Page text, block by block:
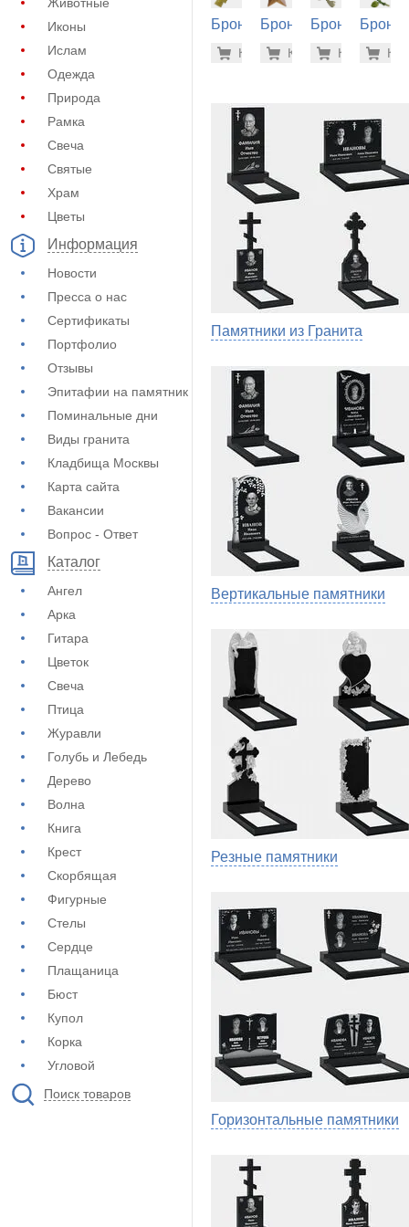
Иконы
Ислам
Одежда
Природа
Рамка
Свеча
Святые
Храм
Цветы
Информация
Новости
Пресса о нас
Сертификаты
Портфолио
Отзывы
Эпитафии на памятник
Поминальные дни
Виды гранита
Кладбища Москвы
Карта сайта
Вакансии
Вопрос - Ответ
Каталог
Ангел
Арка
Гитара
Цветок
Свеча
Птица
Журавли
Голубь и Лебедь
Дерево
Волна
Книга
Крест
Скорбящая
Фигурные
Стелы
Сердце
Плащаница
Бюст
Купол
Корка
Угловой
Поиск товаров
Бронза
памятник
-7% 43.100
Купить
Бронза
памятник
-7%
Купить
Бронза
памятник
-
Купить
Бронза
Памятники из Гранита
Вертикальные памятники
Резные памятники
Горизонтальные памятники